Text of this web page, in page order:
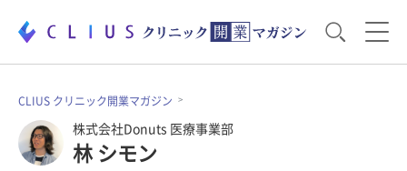
お役立ち資料
開業医のリアル
CLIUS クリニック開業マガジン
株式会社Donuts 医療事業部
林 シモン